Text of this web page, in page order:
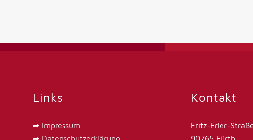
Links
➦ Impressum
➦ Datenschutzerklärung
Kontakt
Fritz-Erler-
90765 Fürth